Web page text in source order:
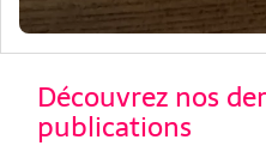
Découvrez nos
publications